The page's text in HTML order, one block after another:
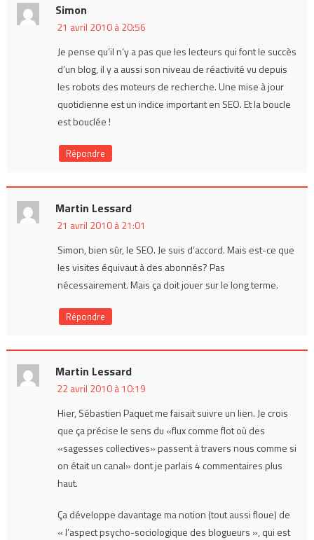
Simon
21 avril 2010 à 20:56
Je pense qu’il n’y a pas que les lecteurs qui font le succès
d’un blog, il y a aussi son niveau de réactivité vu depuis
les robots des moteurs de recherche. Une mise à jour
quotidienne est un indice important en SEO. Et la boucle
est bouclée !
Répondre
Martin Lessard
21 avril 2010 à 21:01
Simon, bien sûr, le SEO. Je suis d’accord. Mais est-ce que
les visites équivaut à des abonnés? Pas
nécessairement. Mais ça doit jouer sur le long terme.
Répondre
Martin Lessard
22 avril 2010 à 10:19
Hier, Sébastien Paquet me faisait suivre un lien. Je crois
que ça précise le sens du «flux comme flot où des
«sagesses collectives» passent à travers nous comme si
on était un canal» dont je parlais 4 commentaires plus
haut.
Ça développe davantage ma notion (tout aussi floue) de
« l’aspect psycho-sociologique des blogueurs », qui est